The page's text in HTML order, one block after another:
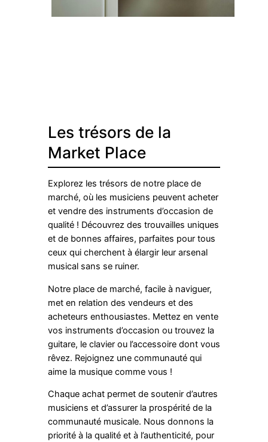
Les trésors de la
Market Place
Explorez les trésors de notre place de
marché, où les musiciens peuvent acheter
et vendre des instruments d’occasion de
qualité ! Découvrez des trouvailles uniques
et de bonnes affaires, parfaites pour tous
ceux qui cherchent à élargir leur arsenal
musical sans se ruiner.
Notre place de marché, facile à naviguer,
met en relation des vendeurs et des
acheteurs enthousiastes. Mettez en vente
vos instruments d’occasion ou trouvez la
guitare, le clavier ou l’accessoire dont vous
rêvez. Rejoignez une communauté qui
aime la musique comme vous !
Chaque achat permet de soutenir d’autres
musiciens et d’assurer la prospérité de la
communauté musicale. Nous donnons la
priorité à la qualité et à l’authenticité, pour